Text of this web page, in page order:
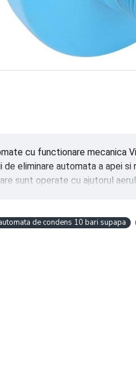
cu functionare mecanica
eliminare automata a apei
sunt operate cu ajutorul
de condens 10 bari supapa